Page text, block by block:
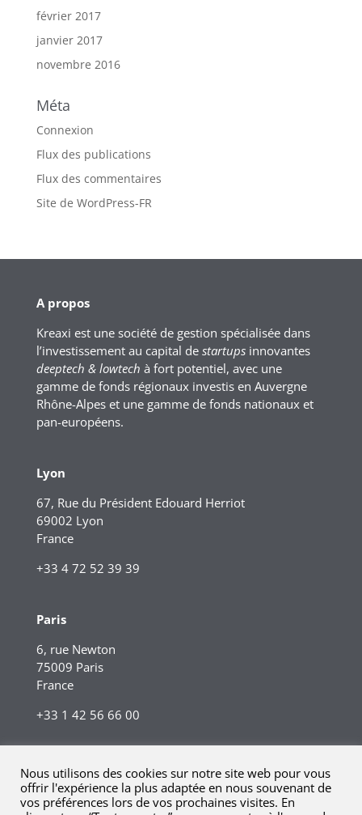
février 2017
janvier 2017
novembre 2016
Méta
Connexion
Flux des publications
Flux des commentaires
Site de WordPress-FR
A propos
Kreaxi est une société de gestion spécialisée dans
l’investissement au capital de startupsinnovantes
deeptech & lowtech à fort potentiel, avec une
gamme de fonds régionaux investis en Auvergne
Rhône-Alpes et une gamme de fonds nationaux et
pan-européens.
Lyon
67, Rue du Président Edouard Herriot
69002 Lyon
France
+33 4 72 52 39 39
Paris
6, rue Newton
75009 Paris
France
+33 1 42 56 66 00
Nous utilisons des cookies sur notre site web pour vous
offrir l'expérience la plus adaptée en nous souvenant de
vos préférences lors de vos prochaines visites. En